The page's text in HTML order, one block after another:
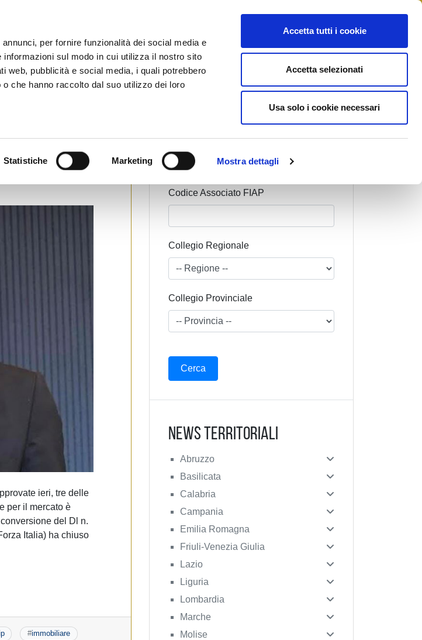
per fornire funzionalità dei social media e
sul modo in cui utilizza il nostro sito
web, pubblicità e social media, i quali potrebbero
che hanno raccolto dal suo utilizzo dei loro
Statistiche Marketing Mostra dettagli
Accetta tutti i cookie
Accetta selezionati
Usa solo i cookie necessari
ieri, tre delle
per il mercato è
del Dl n.
Italia) ha chiuso
#immobiliare
Cognome Associato
Nome Associato
Codice Associato FIAP
Collegio Regionale
Collegio Provinciale
News Territoriali
Abruzzo
Basilicata
Calabria
Campania
Emilia Romagna
Friuli-Venezia Giulia
Lazio
Liguria
Lombardia
Marche
Molise